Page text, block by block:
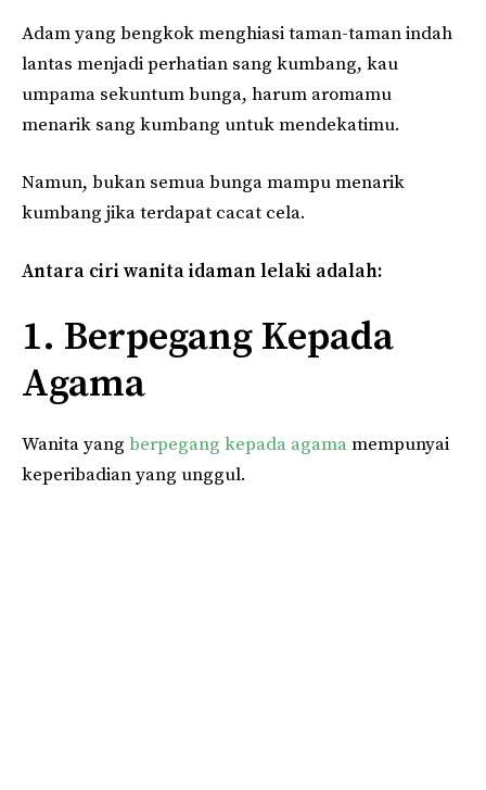
Adam yang bengkok menghiasi taman-taman indah
lantas menjadi perhatian sang kumbang, kau
umpama sekuntum bunga, harum aromamu
menarik sang kumbang untuk mendekatimu.
Namun, bukan semua bunga mampu menarik
kumbang jika terdapat cacat cela.
Antara ciri wanita idaman lelaki adalah:
1. Berpegang Kepada
Agama
Wanita yang berpegang kepada agamamempunyai
keperibadian yang unggul.